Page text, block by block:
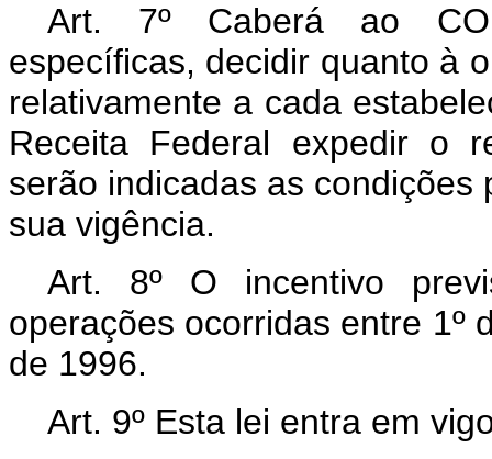
Art. 7º Caberá ao
específicas, decidir quanto à
relativamente a cada
Receita Federal expedir o
serão indicadas as
sua vigência.
Art. 8º O incentivo
operações ocorridas entre 1º
de 1996.
Art. 9º Esta lei entra em